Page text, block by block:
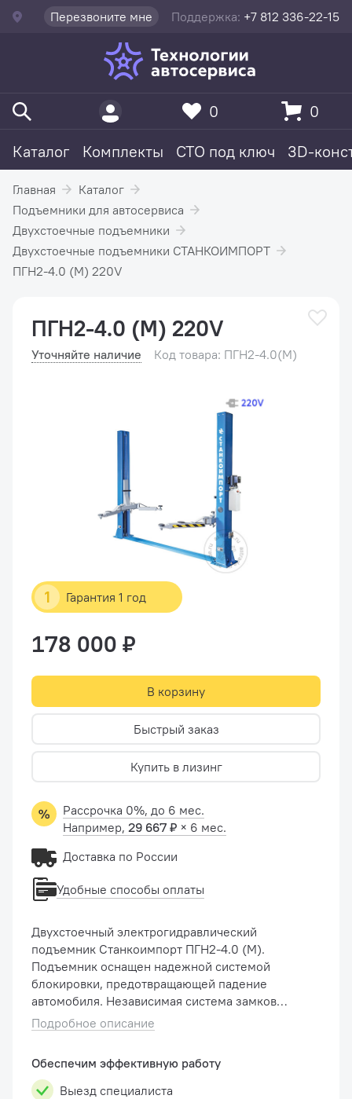
Перезвоните мне Поддержка: +7 812 336-22-15
Каталог Комплекты СТО под ключ 3D-
0 0
Главная
Каталог
Подъемники для автосервиса
Двухстоечные подъемники
Двухстоечные подъемники СТАНКОИМПОРТ
ПГН2-4.0 (М) 220V
1 Гарантия 1 год
ПГН2-4.0 (М) 220V
Уточняйте наличие Код товара: ПГН2-4.0(М)
Двухстоечный электрогидравлический
подъемник Станкоимпорт ПГН2-4.0 (М).
Подъемник оснащен надежной системой
блокировки, предотвращающей падение
автомобиля. Независимая система замков
безопасности – отдельно для каждой стойки.
Подробное описание
Обеспечим эффективную работу
Выезд специалиста
178 000 ₽
В корзину
Быстрый заказ
Купить в лизинг
Рассрочка 0%, до 6 мес.
Например, 29 667 ₽ × 6 мес.
Доставка по России
Удобные способы оплаты